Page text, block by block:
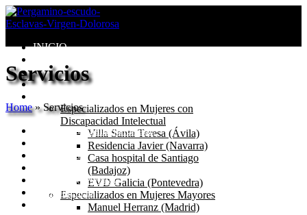
INICIO
Valores
Misión
Especializados en Mujeres con
Discapacidad Intelectual
Villa Santa Teresa (Ávila)
Residencia Javier (Navarra)
Casa hospital de Santiago
(Badajoz)
EVD Galicia (Pontevedra)
Especializados en Mujeres Mayores
Manuel Herranz (Madrid)
Servicios
Home»Servicios
Residencia Manuel Herranz
Residencia
Equipo Profesional
Transparencia
Día a día